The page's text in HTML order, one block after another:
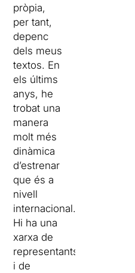
pròpia,
per tant,
depenc
dels meus
textos. En
els últims
anys, he
trobat una
manera
molt més
dinàmica
d’estrenar
que és a
nivell
internacional.
Hi ha una
xarxa de
representants
i de